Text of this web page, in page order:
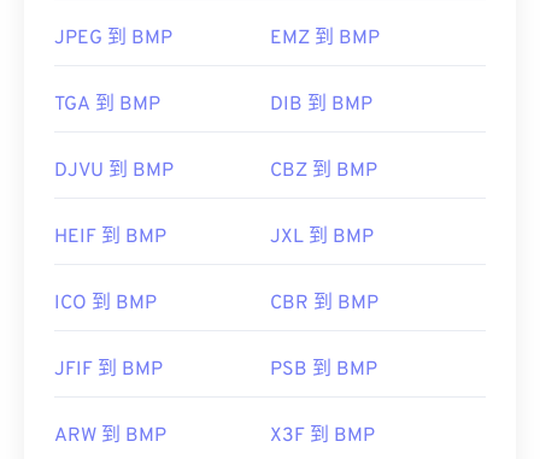
https://en.wikipedia.org/wiki/BMP_file_format
us/windows/win32/gdi/bitmaps
JPEG 到 BMP EMZ 到 BMP
TGA 到 BMP DIB 到 BMP
DJVU 到 BMP CBZ 到 BMP
HEIF 到 BMP JXL 到 BMP
ICO 到 BMP CBR 到 BMP
JFIF 到 BMP PSB 到 BMP
ARW 到 BMP X3F 到 BMP